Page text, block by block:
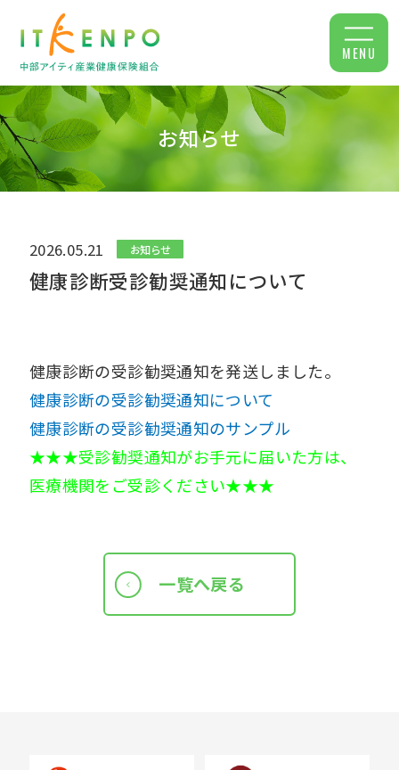
MENU
お知らせ
2026.05.21 お知らせ
健康診断受診勧奨通知について
健康診断の受診勧奨通知を発送しました。
健康診断の受診勧奨通知について
健康診断の受診勧奨通知のサンプル
★★★受診勧奨通知がお手元に届いた方は、
医療機関をご受診ください★★★
一覧へ戻る